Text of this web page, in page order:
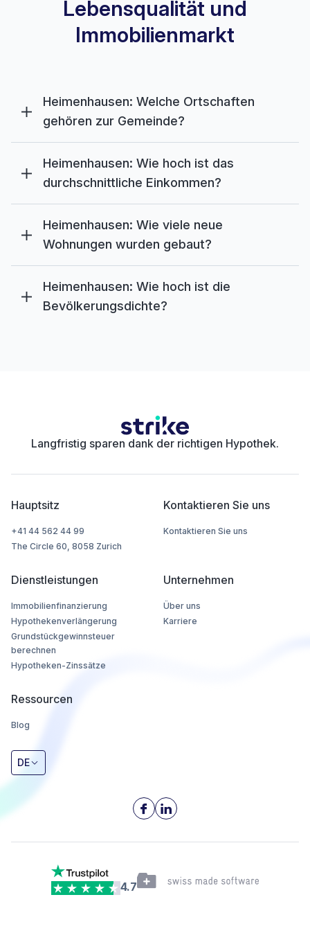
Lebensqualität und
Immobilienmarkt
Heimenhausen: Welche Ortschaften
gehören zur Gemeinde?
Heimenhausen: Wie hoch ist das
durchschnittliche Einkommen?
Heimenhausen: Wie viele neue
Wohnungen wurden gebaut?
Heimenhausen: Wie hoch ist die
Bevölkerungsdichte?
Langfristig sparen dank der richtigen Hypothek.
Hauptsitz
+41 44 562 44 99
The Circle 60, 8058 Zurich
Kontaktieren Sie uns
Kontaktieren Sie uns
Dienstleistungen
Immobilienfinanzierung
Hypothekenverlängerung
Grundstückgewinnsteuer
berechnen
Hypotheken-Zinssätze
Unternehmen
Über uns
Karriere
Ressourcen
Blog
DE
4.7